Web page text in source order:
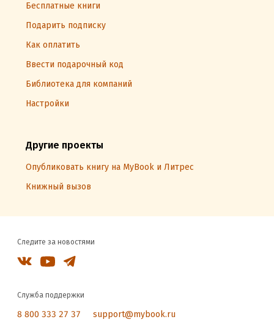
Бесплатные книги
Подарить подписку
Как оплатить
Ввести подарочный код
Библиотека для компаний
Настройки
Другие проекты
Опубликовать книгу на MyBook и Литрес
Книжный вызов
Следите за новостями
Служба поддержки
8 800 333 27 37 support@mybook.ru